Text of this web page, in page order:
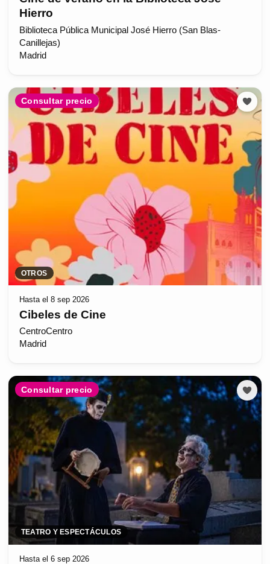
Hierro
Biblioteca Pública Municipal José Hierro (San Blas-
Canillejas)
Madrid
Consultar precio
OTROS
Hasta el 8 sep 2026
Cibeles de Cine
CentroCentro
Madrid
Consultar precio
TEATRO Y ESPECTÁCULOS
Hasta el 6 sep 2026